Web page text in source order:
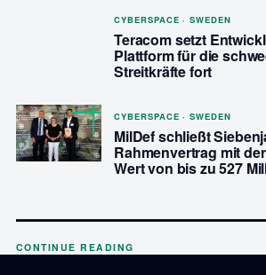
CYBERSPACE · SWEDEN
Teracom setzt
Plattform für die
Streitkräfte fort
CYBERSPACE · SWEDEN
MilDef schließt
Rahmenvertrag mit
Wert von bis zu 527
CONTINUE READING